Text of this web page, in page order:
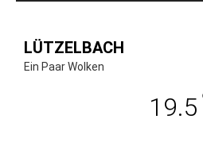
LÜTZELBACH
Ein Paar Wolken
19.5